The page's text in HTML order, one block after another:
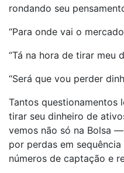
rondando seu
“Para onde vai o
“Tá na hora de tirar meu
“Será que vou perder
Tantos questionamentos
tirar seu dinheiro de
vemos não só na Bolsa
por perdas em
números de captação e